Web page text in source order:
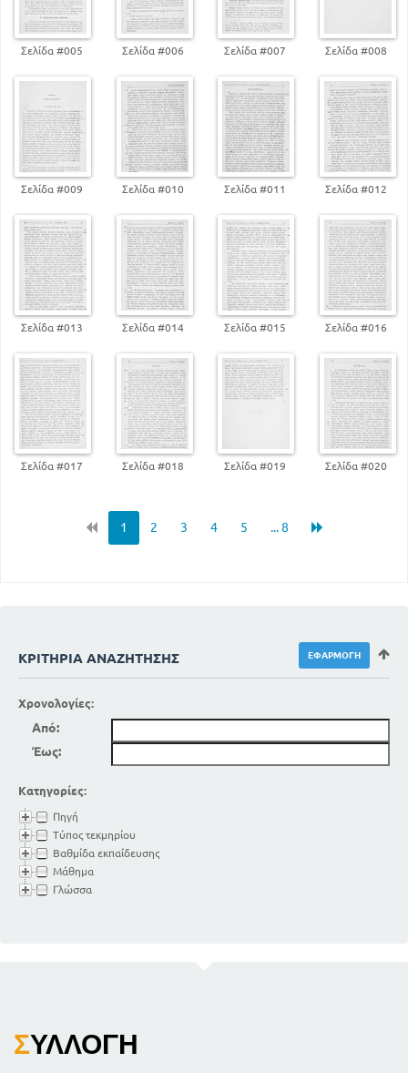
Σελίδα #005 Σελίδα #006 Σελίδα #007 Σελίδα #008
Σελίδα #009 Σελίδα #010 Σελίδα #011 Σελίδα #012
Σελίδα #013 Σελίδα #014 Σελίδα #015 Σελίδα #016
Σελίδα #017 Σελίδα #018 Σελίδα #019 Σελίδα #020
1 2 3 4 5 ... 8
ΚΡΙΤΉΡΙΑ ΑΝΑΖΉΤΗΣΗΣ
Χρονολογίες:
Από:
Έως:
Κατηγορίες:
Πηγή
Τύπος τεκμηρίου
Βαθμίδα εκπαίδευσης
Μάθημα
Γλώσσα
ΣΥΛΛΟΓΉ